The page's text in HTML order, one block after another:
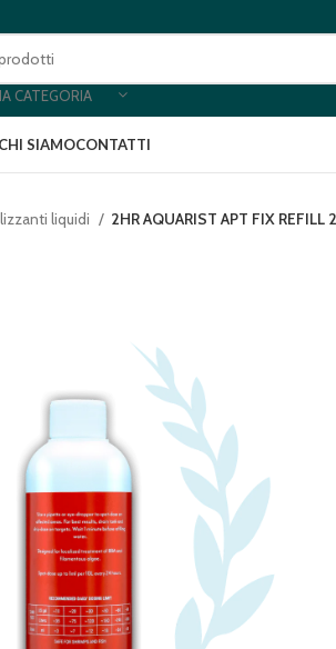
CATEGORIA
CHI SIAMOCONTATTI
liquidi 2HR AQUARIST APT FIX